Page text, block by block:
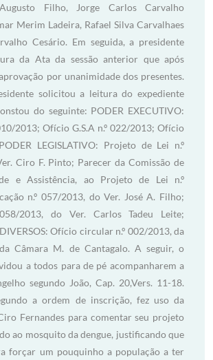
Filho, Jorge Carlos Carvalho
Merim Ladeira, Rafael Silva Carvalhaes
Cesário. Em seguida, a presidente
da Ata da sessão anterior que após
por unanimidade dos presentes.
solicitou a leitura do expediente
do seguinte: PODER EXECUTIVO:
2013; Ofício G.S.A n.º 022/2013; Ofício
LEGISLATIVO: Projeto de Lei n.º
Ciro F. Pinto; Parecer da Comissão de
e Assistência, ao Projeto de Lei n.º
n.º 057/2013, do Ver. José A. Filho;
2013, do Ver. Carlos Tadeu Leite;
Ofício circular n.º 002/2013, da
Câmara M. de Cantagalo. A seguir, o
a todos para de pé acompanharem a
segundo João, Cap. 20,Vers. 11-18.
a ordem de inscrição, fez uso da
Fernandes para comentar seu projeto
ao mosquito da dengue, justificando que
forçar um pouquinho a população a ter